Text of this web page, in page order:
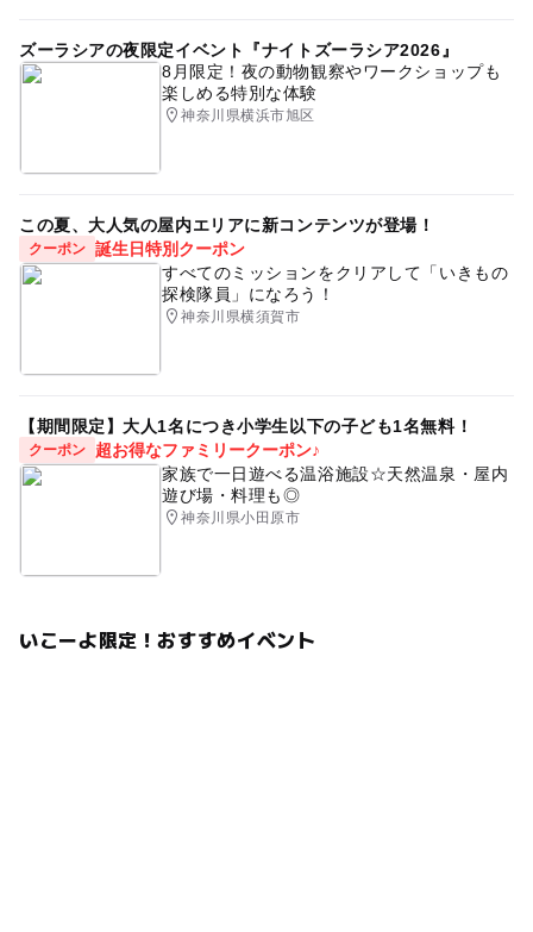
ズーラシアの夜限定イベント『ナイトズーラシア2026』
8月限定！夜の動物観察やワークショップも
楽しめる特別な体験
神奈川県横浜市旭区
この夏、大人気の屋内エリアに新コンテンツが登場！
クーポン 誕生日特別クーポン
すべてのミッションをクリアして「いきもの
探検隊員」になろう！
神奈川県横須賀市
【期間限定】大人1名につき小学生以下の子ども1名無料！
クーポン
超お得なファミリークーポン♪
家族で一日遊べる温浴施設☆天然温泉・屋内
遊び場・料理も◎
神奈川県小田原市
いこーよ限定！おすすめイベント